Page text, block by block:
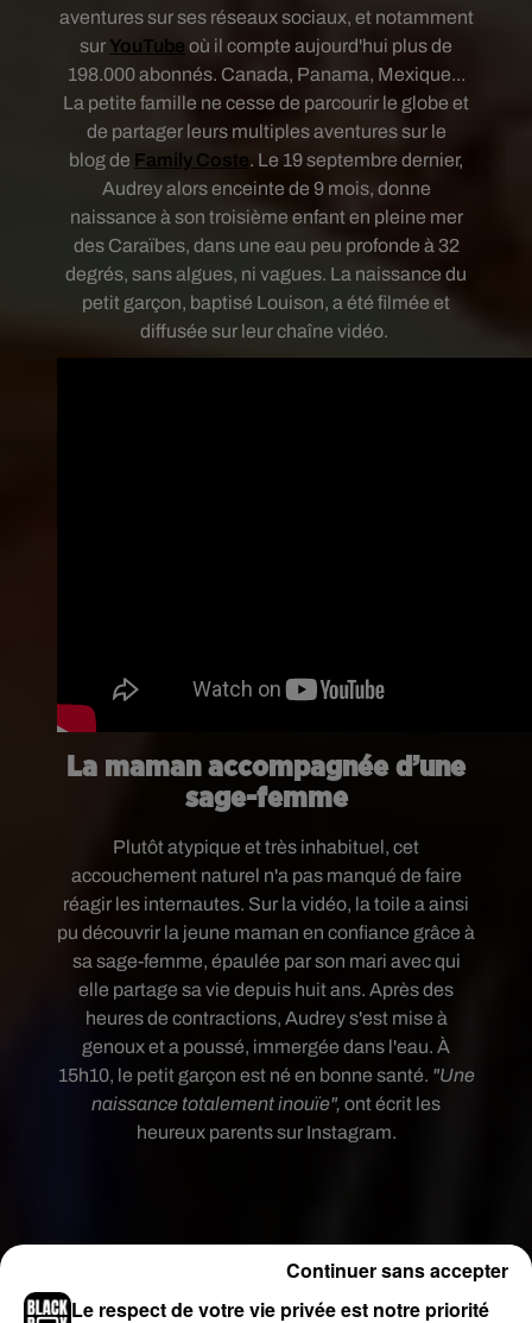
aventures sur ses réseaux sociaux, et notamment
sur YouTube où il compte aujourd'hui plus de
198.000 abonnés. Canada, Panama, Mexique...
La petite famille ne cesse de parcourir le globe et
de partager leurs multiples aventures sur le
blog de Family Coste. Le 19 septembre dernier,
Audrey alors enceinte de 9 mois, donne
naissance à son troisième enfant en pleine mer
des Caraïbes, dans une eau peu profonde à 32
degrés, sans algues, ni vagues. La naissance du
petit garçon, baptisé Louison, a été filmée et
diffusée sur leur chaîne vidéo.
La maman accompagnée d’une
sage-femme
Plutôt atypique et très inhabituel, cet
accouchement naturel n'a pas manqué de faire
réagir les internautes. Sur la vidéo, la toile a ainsi
pu découvrir la jeune maman en confiance grâce à
sa sage-femme, épaulée par son mari avec qui
elle partage sa vie depuis huit ans. Après des
heures de contractions, Audrey s'est mise à
genoux et a poussé, immergée dans l'eau. À
15h10, le petit garçon est né en bonne santé. "Une
naissance totalement inouïe", ont écrit les
heureux parents sur Instagram.
Le respect de votre vie privée est notre priorité
Continuer sans accepter